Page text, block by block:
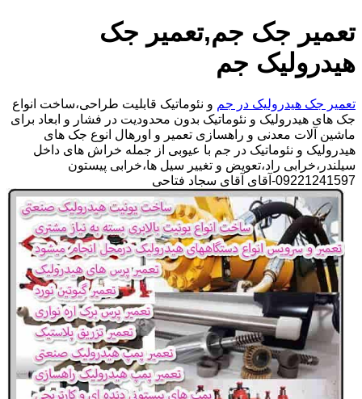
تعمیر جک جم,تعمیر جک
هیدرولیک جم
تعمیر جک هیدرولیک در جم و نئوماتیک قابلیت طراحی،ساخت انواع
جک های هیدرولیک و نئوماتیک بدون محدودیت در فشار و ابعاد برای
ماشین آلات معدنی و راهسازی تعمیر و اورهال انوع جک های
هیدرولیک و نئوماتیک در جم با عیوبی از جمله خراش های داخل
سیلندر،خرابی راد،تعویض و تغییر سیل ها،خرابی پیستون
09221241597-آقای آقای سجاد فتاحی